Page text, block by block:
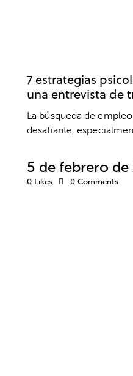
7 estrategias
una entrevista de
La búsqueda de
desafiante,
5 de febrero
0 Likes 0 Comments